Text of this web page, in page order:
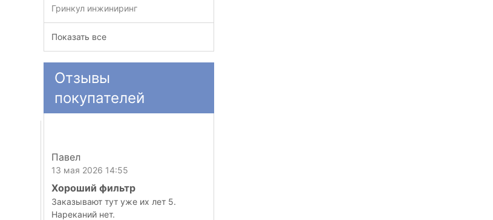
Гринкул инжиниринг
Показать все
Отзывы
покупателей
Павел
13 мая 2026 14:55
Хороший фильтр
Заказывают тут уже их лет 5.
Нареканий нет.